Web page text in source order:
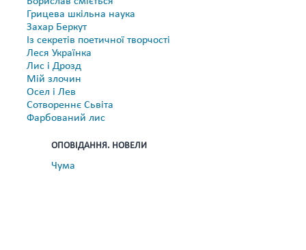
Грицева шкiльна наука
Захар Беркут
Із секретів поетичної творчості
Леся Українка
Лис і Дрозд
Мій злочин
Осел і Лев
Сотвореннє Cьвіта
Фарбований лис
ОПОВІДАННЯ. НОВЕЛИ
Чума